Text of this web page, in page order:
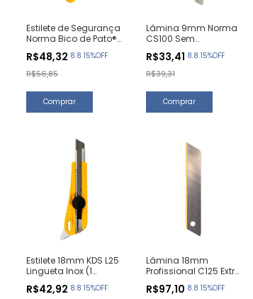
Estilete de Segurança
Norma Bico de Pato®
R$48,32 8.8 15%OFF
R$56,85
Lâmina 9mm Norma
CS100 Sem
Unidades)
R$33,41 8.8 15%OFF
R$39,31
Estilete 18mm KDS L25
Lingueta Inox (1
R$42,92 8.8 15%OFF
Lâmina 18mm
Profissional C125 Extra
Unidades)
R$97,10 8.8 15%OFF